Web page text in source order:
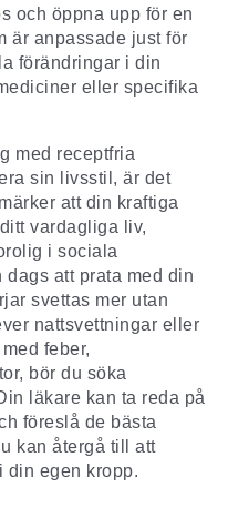
och öppna upp för en
är anpassade just för
förändringar i din
eller specifika
med receptfria
sin livsstil, är det
att din kraftiga
vardagliga liv,
i sociala
att prata med din
svettas mer utan
nattsvettningar eller
feber,
bör du söka
läkare kan ta reda på
föreslå de bästa
kan återgå till att
din egen kropp.